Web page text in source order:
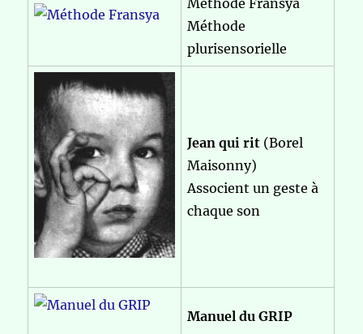
Méthode
plurisensorielle
Jean qui rit (Borel
Maisonny)
Associent un geste à
chaque son
Manuel du GRIP